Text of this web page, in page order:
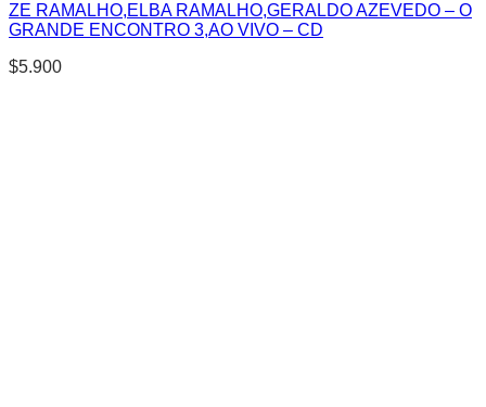
ZE RAMALHO,ELBA RAMALHO,GERALDO AZEVEDO – O
GRANDE ENCONTRO 3,AO VIVO – CD
$5.900